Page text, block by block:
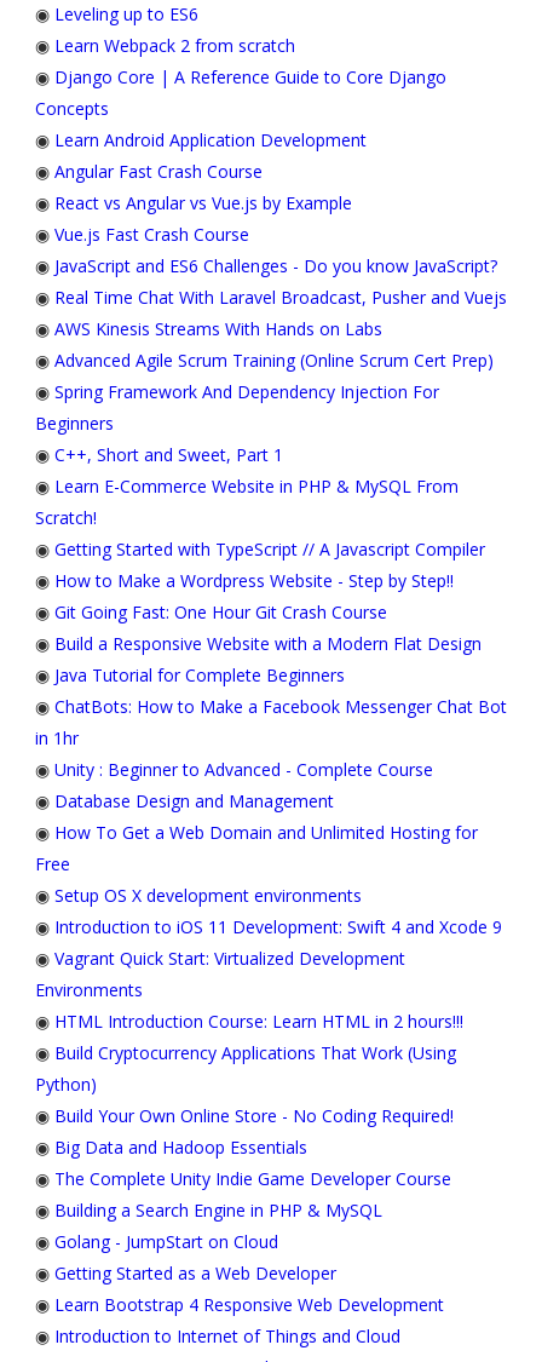
◉ Leveling up to ES6
◉ Learn Webpack 2 from scratch
◉ Django Core | A Reference Guide to Core Django
Concepts
◉ Learn Android Application Development
◉ Angular Fast Crash Course
◉ React vs Angular vs Vue.js by Example
◉ Vue.js Fast Crash Course
◉ JavaScript and ES6 Challenges - Do you know JavaScript?
◉ Real Time Chat With Laravel Broadcast, Pusher and Vuejs
◉ AWS Kinesis Streams With Hands on Labs
◉ Advanced Agile Scrum Training (Online Scrum Cert Prep)
◉ Spring Framework And Dependency Injection For
Beginners
◉ C++, Short and Sweet, Part 1
◉ Learn E-Commerce Website in PHP & MySQL From
Scratch!
◉ Getting Started with TypeScript // A Javascript Compiler
◉ How to Make a Wordpress Website - Step by Step!!
◉ Git Going Fast: One Hour Git Crash Course
◉ Build a Responsive Website with a Modern Flat Design
◉ Java Tutorial for Complete Beginners
◉ ChatBots: How to Make a Facebook Messenger Chat Bot
in 1hr
◉ Unity : Beginner to Advanced - Complete Course
◉ Database Design and Management
◉ How To Get a Web Domain and Unlimited Hosting for
Free
◉ Setup OS X development environments
◉ Introduction to iOS 11 Development: Swift 4 and Xcode 9
◉ Vagrant Quick Start: Virtualized Development
Environments
◉ HTML Introduction Course: Learn HTML in 2 hours!!!
◉ Build Cryptocurrency Applications That Work (Using
Python)
◉ Build Your Own Online Store - No Coding Required!
◉ Big Data and Hadoop Essentials
◉ The Complete Unity Indie Game Developer Course
◉ Building a Search Engine in PHP & MySQL
◉ Golang - JumpStart on Cloud
◉ Getting Started as a Web Developer
◉ Learn Bootstrap 4 Responsive Web Development
◉ Introduction to Internet of Things and Cloud